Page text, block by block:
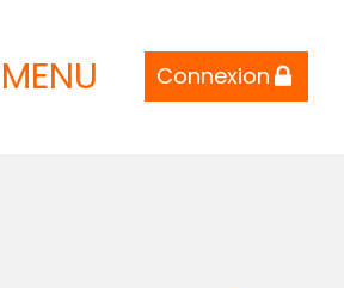
MENU Connexion